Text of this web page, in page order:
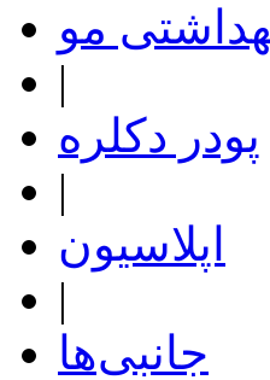
مو
|
پودر دکلره
|
اپلاسیون
|
جانبی‌ها